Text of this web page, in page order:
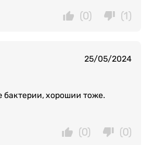
(1)
(0)
25/05/2024
бактерии, хорошии тоже.
(0)
(0)